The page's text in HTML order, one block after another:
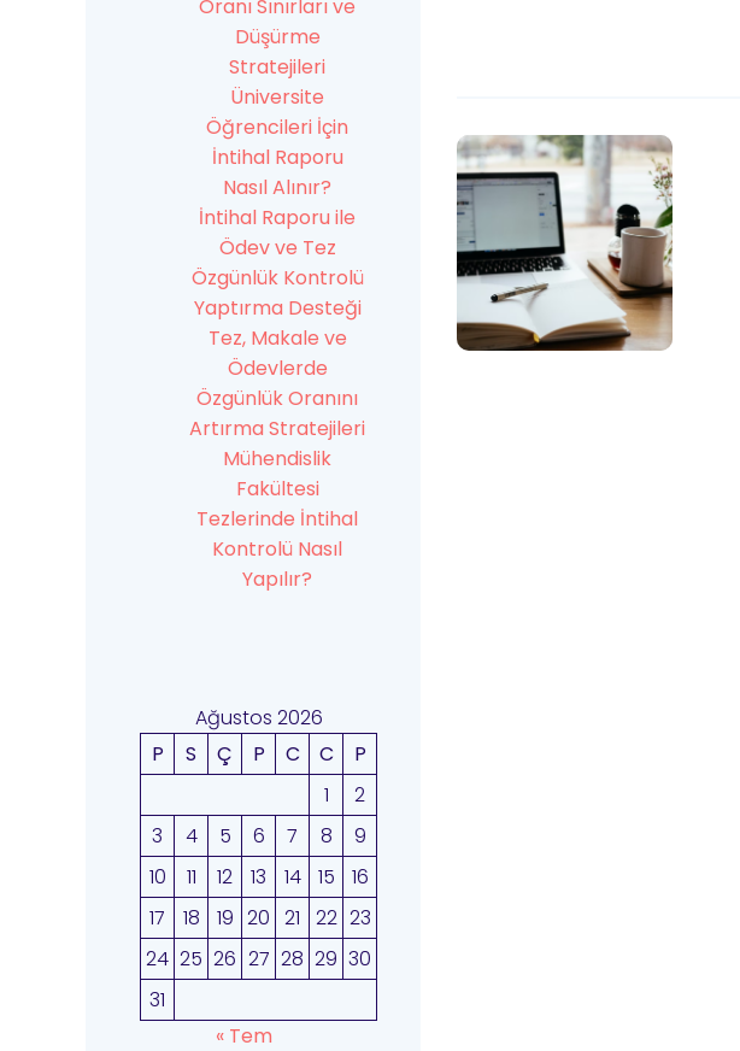
Oranı Sınırları ve
Düşürme
Stratejileri
Üniversite
Öğrencileri İçin
İntihal Raporu
Nasıl Alınır?
İntihal Raporu ile
Ödev ve Tez
Özgünlük Kontrolü
Yaptırma Desteği
Tez, Makale ve
Ödevlerde
Özgünlük Oranını
Artırma Stratejileri
Mühendislik
Fakültesi
Tezlerinde İntihal
Kontrolü Nasıl
Yapılır?
Ağustos 2026
P
S Ç P C C
P
1
2
3
4 5 6 7 8
9
10
11 12 13 14 15
16
17
18 19 20 21 22 23
24 25 26 27 28 29 30
31
« Tem